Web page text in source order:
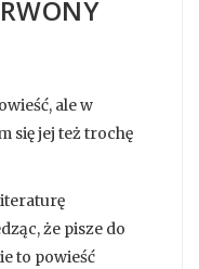
ale w
się jej też trochę
że pisze do
to powieść